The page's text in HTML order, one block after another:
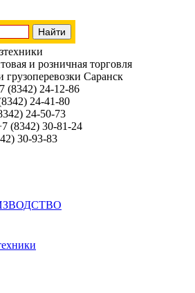
и розничная торговля
грузоперевозки Саранск
(8342) 24-12-86
24-41-80
24-50-73
(8342) 30-81-24
30-93-83